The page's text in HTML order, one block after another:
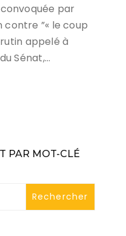
par
”« le coup
appelé à
Sénat,…
PAR MOT-CLÉ